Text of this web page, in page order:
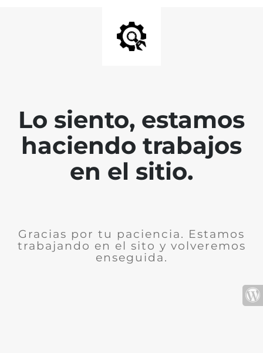
Lo siento, estamos
haciendo trabajos
en el sitio.
Gracias por tu paciencia. Estamos
trabajando en el sito y volveremos
enseguida.